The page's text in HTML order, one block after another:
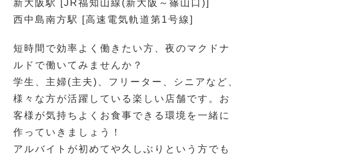
新大阪駅 [JR福知山線(新大阪～篠山口)]
西中島南方駅 [高速電気軌道第1号線]
短時間で効率よく働きたい方、夜のマクドナ
ルドで働いてみませんか？
学生、主婦(主夫)、フリーター、シニアなど、
様々な方が活躍している楽しい店舗です。お
客様が気持ちよくお食事できる環境を一緒に
作っていきましょう！
アルバイトが初めてや久しぶりという方でも